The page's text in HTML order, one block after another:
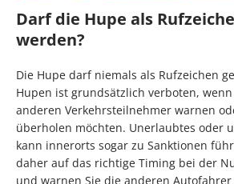
Darf die Hupe als
werden?
Die Hupe darf niemals als Rufzeichen
Hupen ist grundsätzlich verboten,
anderen Verkehrsteilnehmer warnen
überholen möchten. Unerlaubtes oder
kann innerorts sogar zu Sanktionen
daher auf das richtige Timing bei der
und warnen Sie die anderen